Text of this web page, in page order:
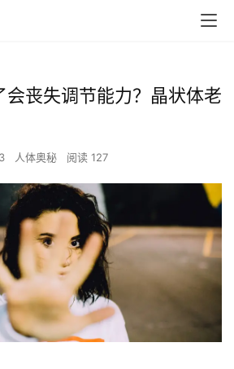
会丧失调节能力？晶状体老
人体奥秘 阅读 127